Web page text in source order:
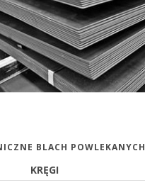
BLACH POWLEKANYCH
KRĘGI